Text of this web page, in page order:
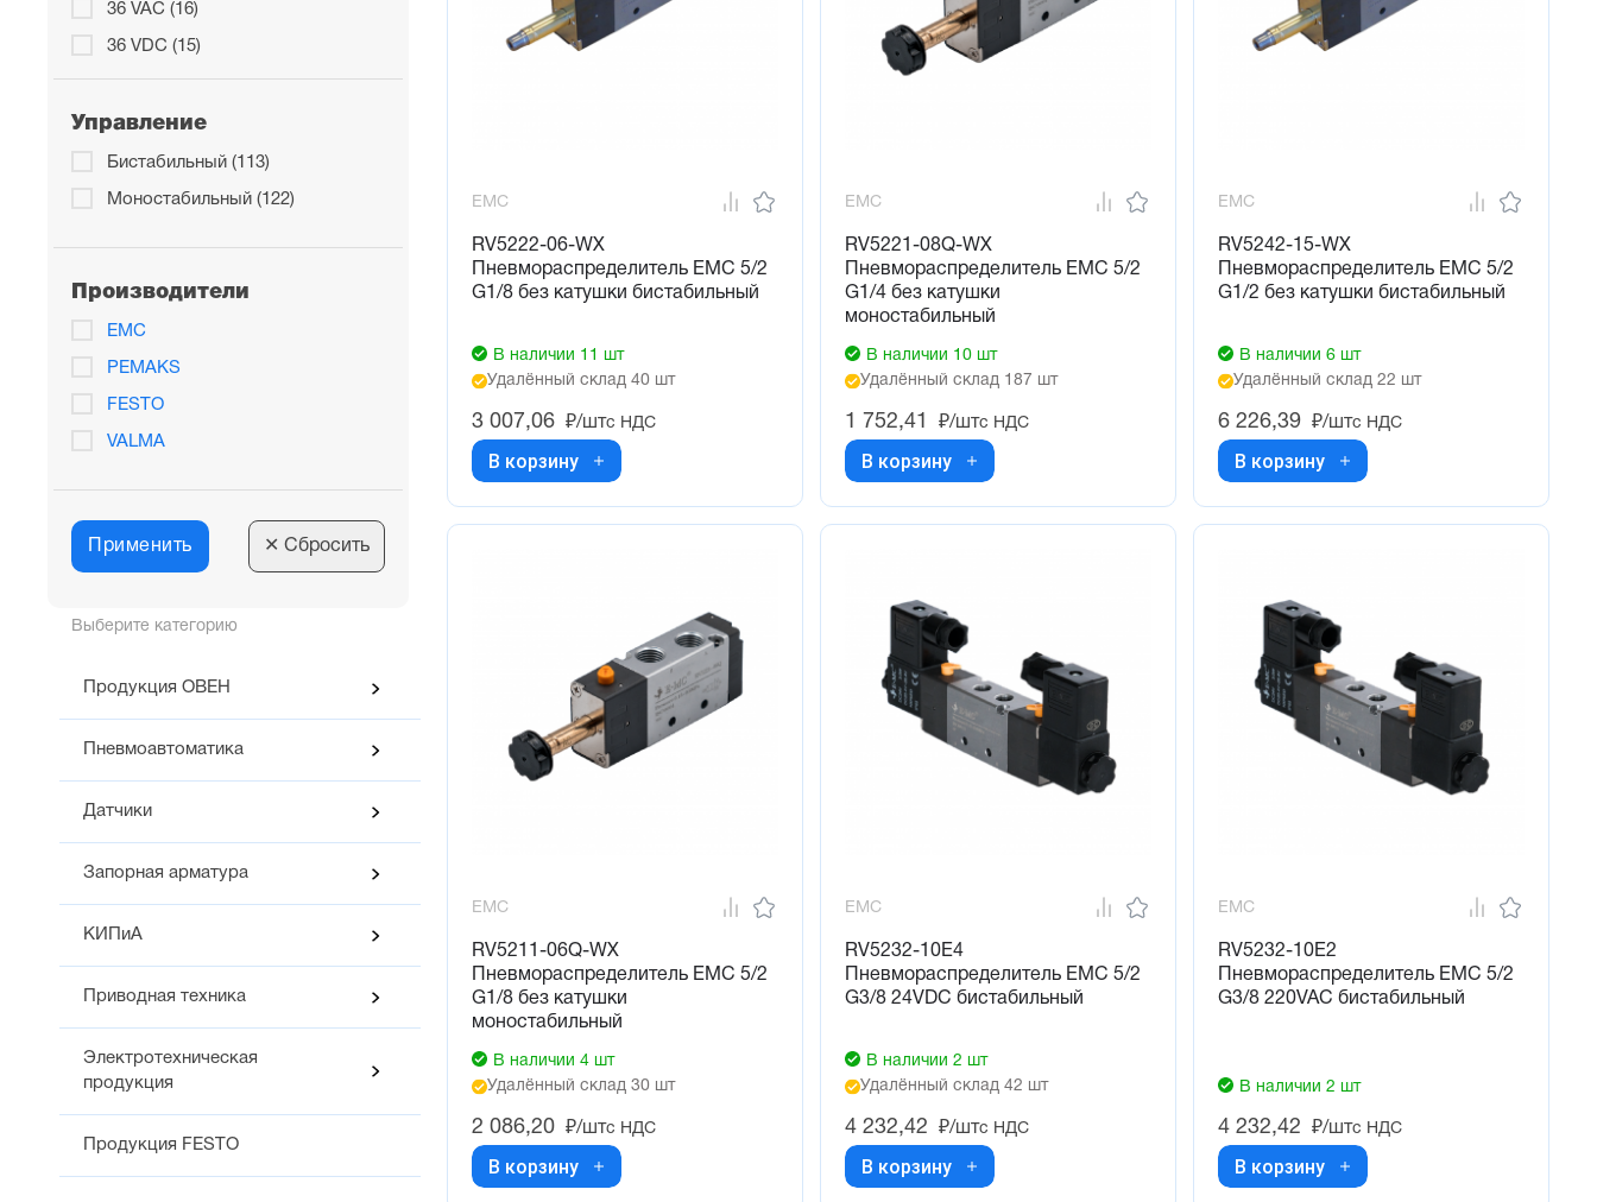
Выберите категорию
Продукция ОВЕН
Пневмоавтоматика
Датчики
Запорная арматура
КИПиА
Приводная техника
Электротехническая
продукция
Продукция FESTO
36 VAC (16)
36 VDC (15)
48 VDC (16)
Без катушки (43)
Управление
Бистабильный (113)
Моностабильный (122)
Производители
EMC
PEMAKS
FESTO
VALMA
Применить ✕ Сбросить
EMC
RV5222-06-WX
Пневмораспределитель EMC 5/2
G1/8 без катушки бистабильный
В наличии 11 шт
Удалённый склад 40 шт
3 007,06 ₽/штс НДС
В корзину
EMC
RV5221-08Q-WX
Пневмораспределитель EMC 5/2
G1/4 без катушки
моностабильный
В наличии 10 шт
Удалённый склад 187 шт
1 752,41 ₽/штс НДС
В корзину
EMC
RV5242-15-WX
Пневмораспределитель EMC 5/2
G1/2 без катушки бистабильный
В наличии 6 шт
Удалённый склад 22 шт
6 226,39 ₽/штс НДС
В корзину
EMC
RV5211-06Q-WX
Пневмораспределитель EMC 5/2
G1/8 без катушки
моностабильный
В наличии 4 шт
Удалённый склад 30 шт
2 086,20 ₽/штс НДС
В корзину
EMC
RV5232-10E4
Пневмораспределитель EMC 5/2
G3/8 24VDC бистабильный
В наличии 2 шт
Удалённый склад 42 шт
4 232,42 ₽/штс НДС
В корзину
EMC
RV5232-10E2
Пневмораспределитель EMC 5/2
G3/8 220VAC бистабильный
В наличии 2 шт
4 232,42 ₽/штс НДС
В корзину